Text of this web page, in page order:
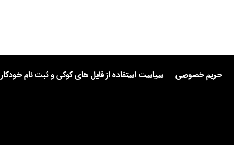
حریم خصوصی سیاست استفاده از فایل های کوکی و ثبت نام خودکار